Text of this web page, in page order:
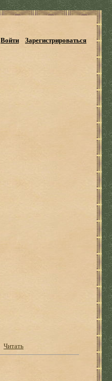
Войти Зарегистрироваться
Читать